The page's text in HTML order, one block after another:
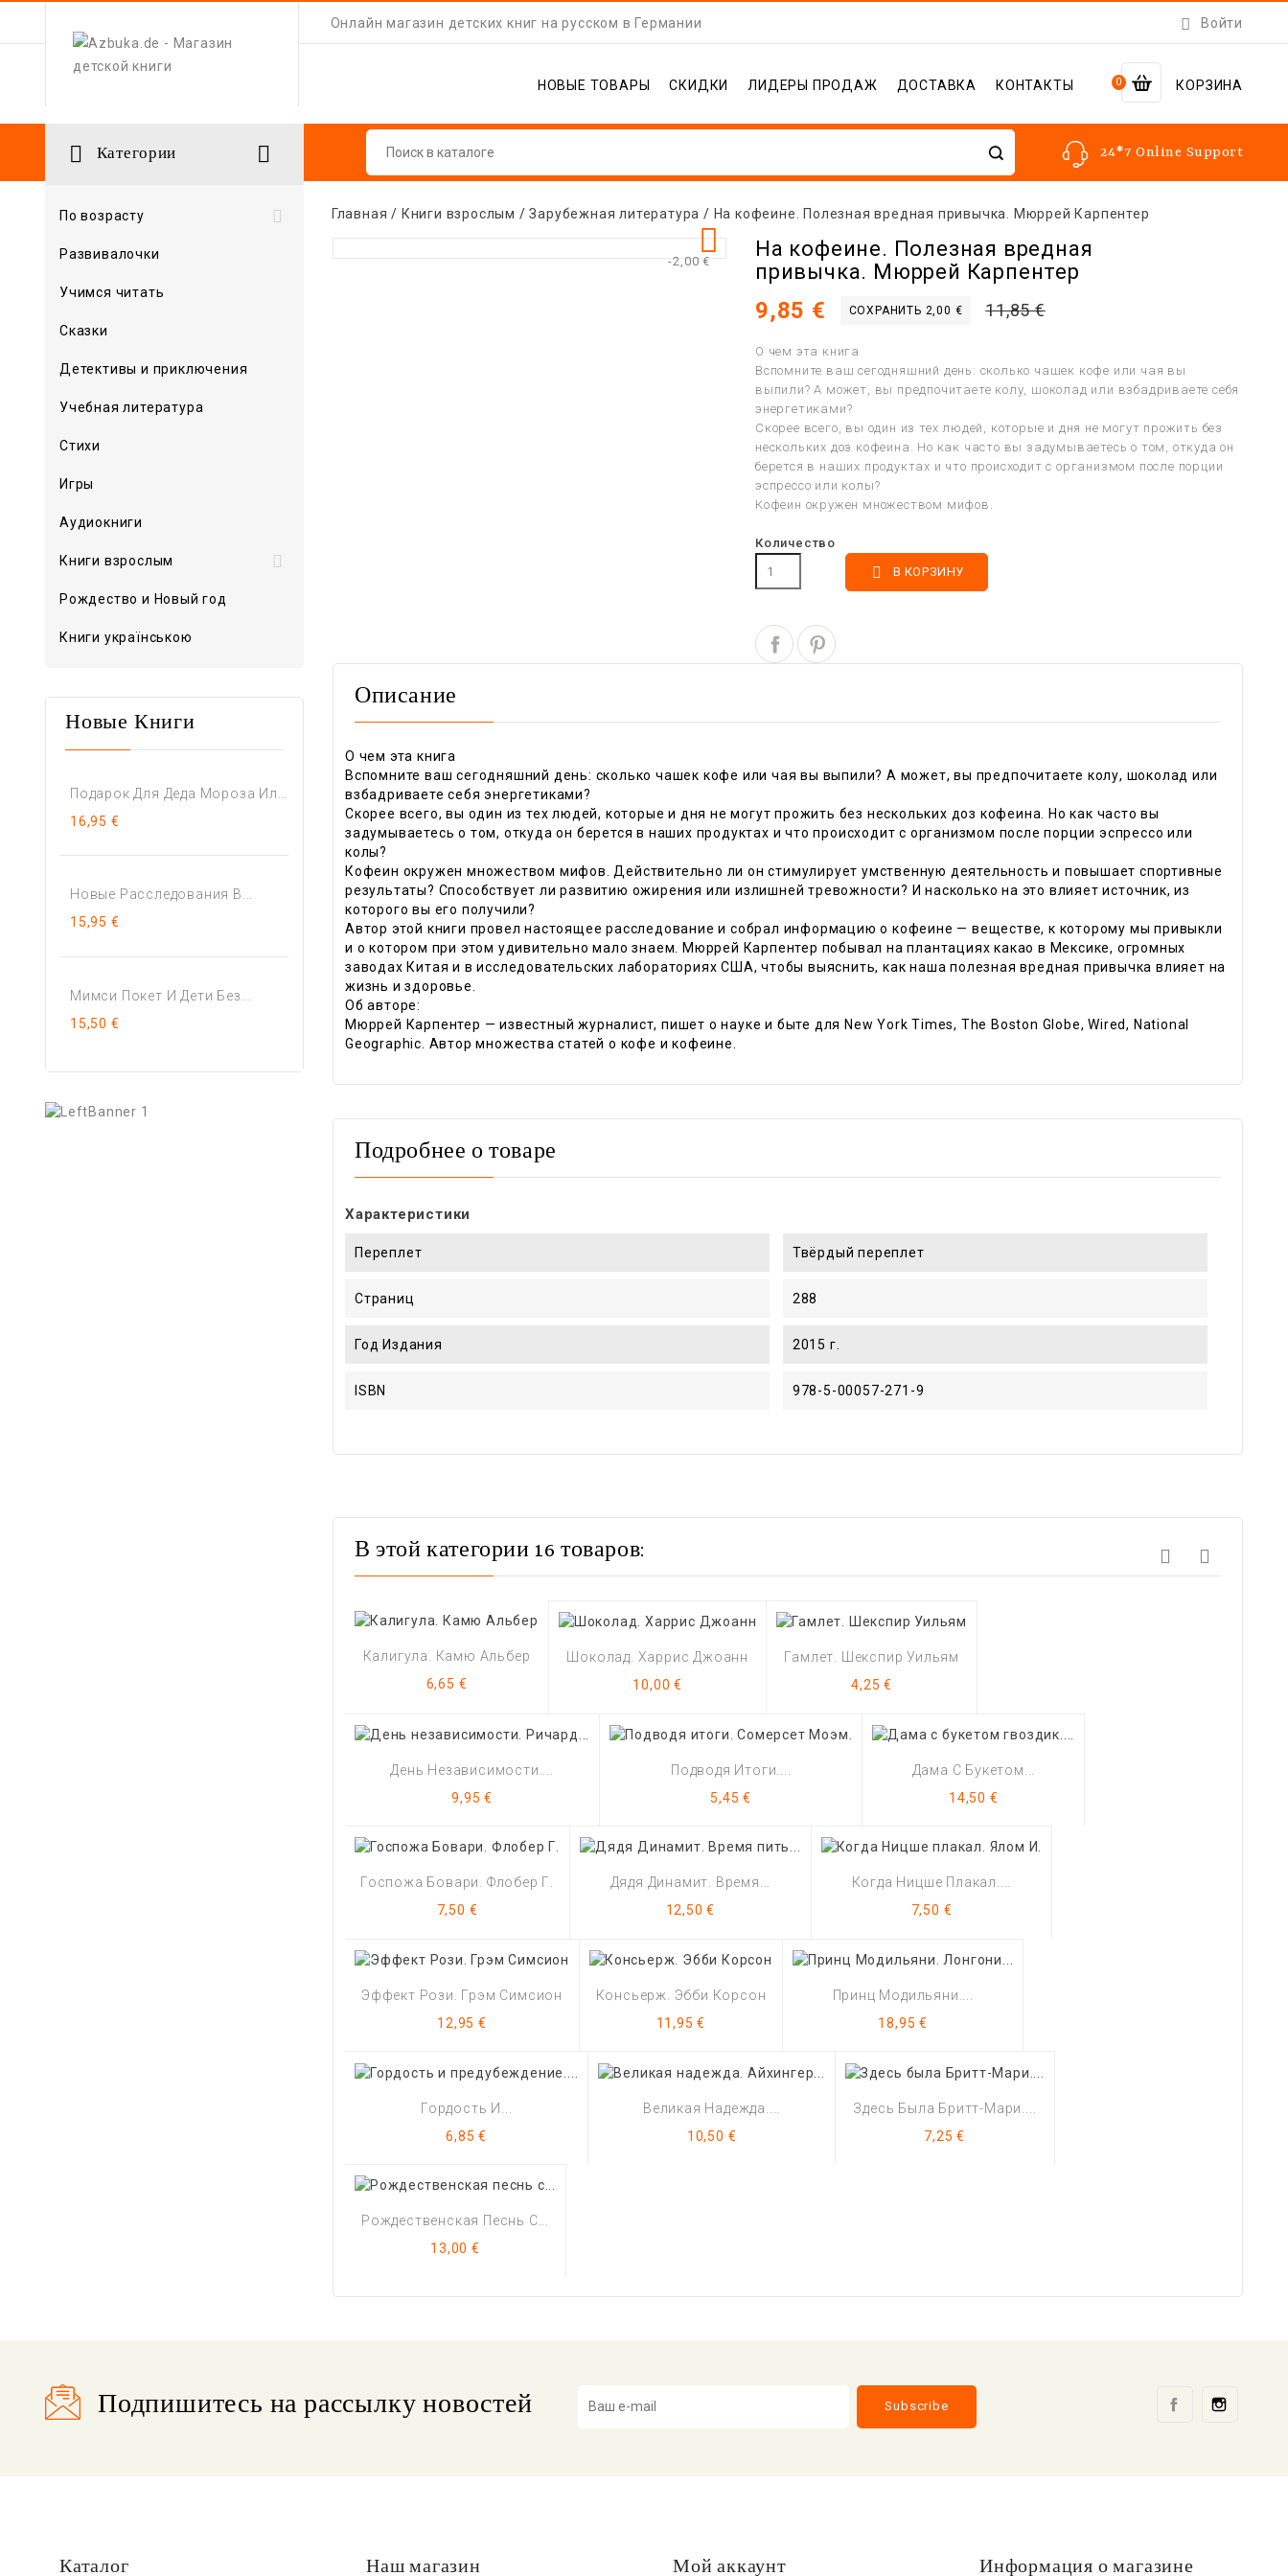
Онлайн магазин детских книг на русском в Германии  Войти
0 КОРЗИНА
НОВЫЕ ТОВАРЫ СКИДКИ ЛИДЕРЫ ПРОДАЖ ДОСТАВКА КОНТАКТЫ
24*7 Online Support
 Категории 

По возрасту
Развивалочки
Учимся читать
Сказки
Детективы и приключения
Учебная литература
Стихи
Игры
Аудиокниги

Книги взрослым
Рождество и Новый год
Книги українською
Новые Книги
16,95 €
Новые Расследования В...
15,95 €
Мимси Покет И Дети Без...
15,50 €
Главная Книги взрослым Зарубежная литература На кофеине. Полезная вредная привычка. Мюррей Карпентер
-2,00 €

На кофеине. Полезная вредная
привычка. Мюррей Карпентер
9,85 € СОХРАНИТЬ 2,00 € 11,85 €
О чем эта книга
Вспомните ваш сегодняшний день: сколько чашек кофе или чая вы
выпили? А может, вы предпочитаете колу, шоколад или взбадриваете себя
энергетиками?
Скорее всего, вы один из тех людей, которые и дня не могут прожить без
нескольких доз кофеина. Но как часто вы задумываетесь о том, откуда он
берется в наших продуктах и что происходит с организмом после порции
эспрессо или колы?
Кофеин окружен множеством мифов.
Количество
 В КОРЗИНУ
Описание
О чем эта книга
Вспомните ваш сегодняшний день: сколько чашек кофе или чая вы выпили? А может, вы предпочитаете колу, шоколад или
взбадриваете себя энергетиками?
Скорее всего, вы один из тех людей, которые и дня не могут прожить без нескольких доз кофеина. Но как часто вы
задумываетесь о том, откуда он берется в наших продуктах и что происходит с организмом после порции эспрессо или
колы?
Кофеин окружен множеством мифов. Действительно ли он стимулирует умственную деятельность и повышает спортивные
результаты? Способствует ли развитию ожирения или излишней тревожности? И насколько на это влияет источник, из
которого вы его получили?
Автор этой книги провел настоящее расследование и собрал информацию о кофеине — веществе, к которому мы привыкли
и о котором при этом удивительно мало знаем. Мюррей Карпентер побывал на плантациях какао в Мексике, огромных
заводах Китая и в исследовательских лабораториях США, чтобы выяснить, как наша полезная вредная привычка влияет на
жизнь и здоровье.
Об авторе:
Мюррей Карпентер — известный журналист, пишет о науке и быте для New York Times, The Boston Globe, Wired, National
Geographic. Автор множества статей о кофе и кофеине.
Подробнее о товаре
Характеристики
Переплет Твёрдый переплет
Страниц 288
Год Издания 2015 г.
ISBN 978-5-00057-271-9
В этой категории 16 товаров:
Калигула. Камю Альбер
Цена
6,65 €
Шоколад. Харрис Джоанн
Цена
10,00 €
Гамлет. Шекспир Уильям
Цена
4,25 €
День Независимости....
Цена
9,95 €
Подводя Итоги....
Цена
5,45 €
Дама С Букетом...
Цена
14,50 €
Госпожа Бовари. Флобер Г.
Цена
7,50 €
Дядя Динамит. Время...
Цена
12,50 €
Когда Ницше Плакал....
Цена
7,50 €
Эффект Рози. Грэм Симсион
Цена
12,95 €
Консьерж. Эбби Корсон
Цена
11,95 €
Принц Модильяни....
Цена
18,95 €
Гордость И...
Цена
6,85 €
Великая Надежда....
Цена
10,50 €
Здесь Была Бритт-Мари....
Цена
7,25 €
Рождественская Песнь С...
Цена
13,00 €
Подпишитесь на рассылку новостей Facebook
Каталог Наш магазин Мой аккаунт Информация о магазине